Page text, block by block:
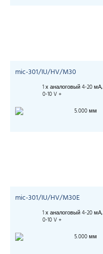
mic-301/IU/HV/M30
1 х аналоговый 4-20 мА,
0-10 V +
5.000 мм
mic-301/IU/HV/M30E
1 х аналоговый 4-20 мА,
0-10 V +
5.000 мм